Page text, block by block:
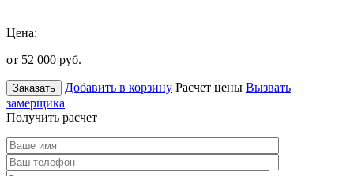
Цена:
от 52 000 руб.
Заказать Добавить в корзину Расчет цены Вызвать
замерщика
Получить расчет